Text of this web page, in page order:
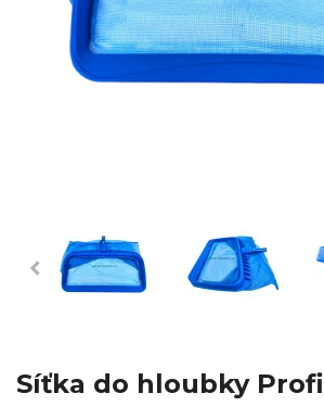
Síťka do hloubky Profi